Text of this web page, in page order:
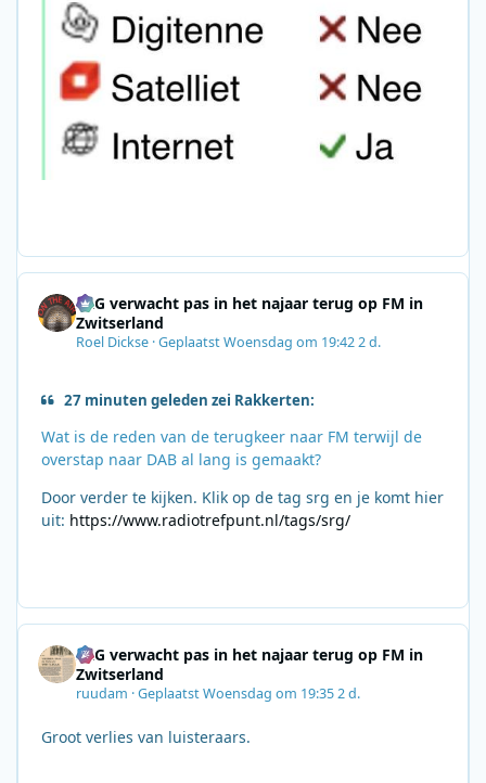
SRG verwacht pas in het najaar terug op FM in
Zwitserland
Roel Dickse ·GeplaatstWoensdag om 19:422 d.
27 minuten geleden zei Rakkerten:
Wat is de reden van de terugkeer naar FM terwijl de
overstap naar DAB al lang is gemaakt?
Door verder te kijken. Klik op de tag srg en je komt hier
uit: https://www.radiotrefpunt.nl/tags/srg/
SRG verwacht pas in het najaar terug op FM in
Zwitserland
ruudam ·GeplaatstWoensdag om 19:352 d.
Groot verlies van luisteraars.